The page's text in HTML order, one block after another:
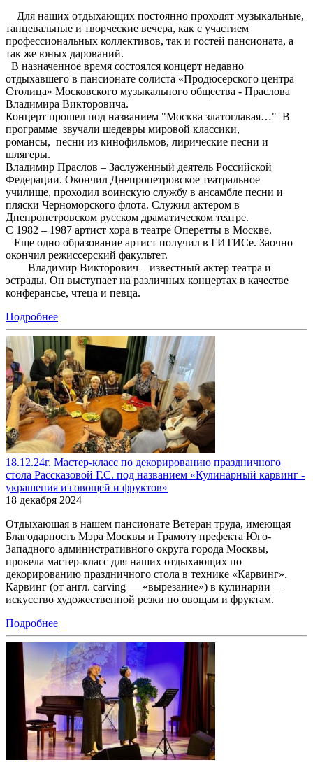
Для наших отдыхающих постоянно проходят музыкальные,
танцевальные и творческие вечера, как с участием
профессиональных коллективов, так и гостей пансионата, а
так же юных дарований.
В назначенное время состоялся концерт недавно
отдыхавшего в пансионате солиста «Продюсерского центра
Столица» Московского музыкального общества - Праслова
Владимира Викторовича.
Концерт прошел под названием "Москва златоглавая…" В
программе звучали шедевры мировой классики,
романсы, песни из кинофильмов, лирические песни и
шлягеры.
Владимир Праслов – Заслуженный деятель Российской
Федерации. Окончил Днепропетровское театральное
училище, проходил воинскую службу в ансамбле песни и
пляски Черноморского флота. Служил актером в
Днепропетровском русском драматическом театре.
С 1982 – 1987 артист хора в театре Оперетты в Москве.
Еще одно образование артист получил в ГИТИСе. Заочно
окончил режиссерский факультет.
Владимир Викторович – известный актер театра и
эстрады. Он выступает на различных концертах в качестве
конферансье, чтеца и певца.
Подробнее
18.12.24г. Мастер-класс по декорированию праздничного
стола Рассказовой Г.С. под названием «Кулинарный карвинг -
украшения из овощей и фруктов»
18 декабря 2024
Отдыхающая в нашем пансионате Ветеран труда, имеющая
Благодарность Мэра Москвы и Грамоту префекта Юго-
Западного административного округа города Москвы,
провела мастер-класс для наших отдыхающих по
декорированию праздничного стола в технике «Карвинг».
Карвинг (от англ. carving — «вырезание») в кулинарии —
искусство художественной резки по овощам и фруктам.
Подробнее